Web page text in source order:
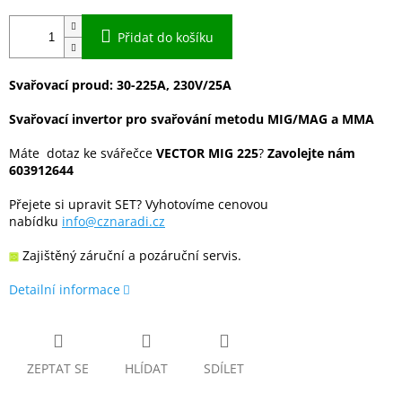
Přidat do košíku
Svařovací proud: 30-225A, 230V/25A
Svařovací invertor pro svařování metodu MIG/MAG a MMA
Máte dotaz ke svářečce VECTOR MIG 225? Zavolejte nám
603912644
Přejete si upravit SET? Vyhotovíme cenovou
nabídku info@cznaradi.cz
Zajištěný záruční a pozáruční servis.
Detailní informace
ZEPTAT SE HLÍDAT SDÍLET